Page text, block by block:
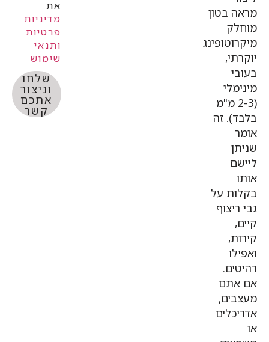
בטון
(2-3 מ"מ
זה
על
מדיניות
פרטיות
שלחו
וניצור
אתכם
קשר